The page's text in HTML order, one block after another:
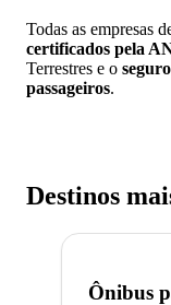
Todas as empresas
certificados pela
Terrestres e o
passageiros.
Destinos
Ônibus